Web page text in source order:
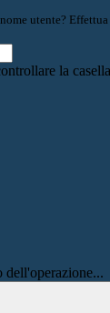
utente?
la
dell'operazione...